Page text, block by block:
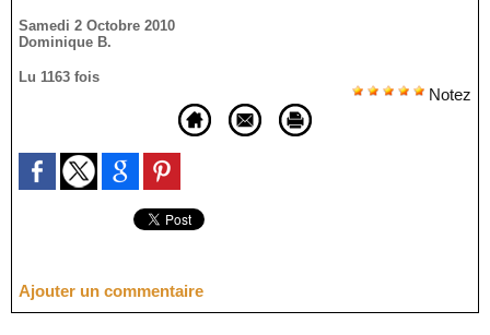
Samedi 2 Octobre 2010
Dominique B.
Lu 1163 fois
Notez
Ajouter un commentaire